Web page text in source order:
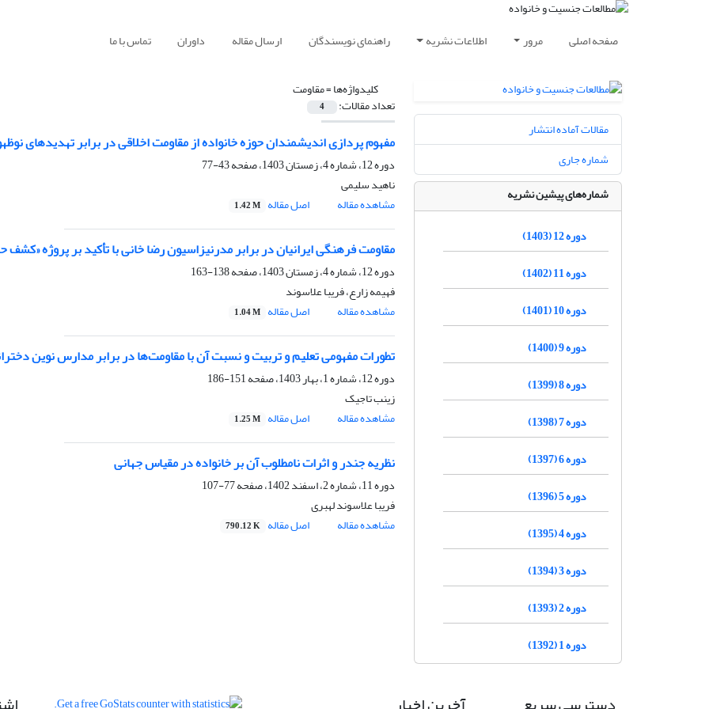
صفحه اصلی مرور اطلاعات نشریه راهنمای نویسندگان ارسال مقاله داوران تماس با ما
کلیدواژه‌ها =مقاومت
تعداد مقالات: 4
مفهوم پردازی اندیشمندان حوزه خانواده از مقاومت اخلاقی در برابر تهدیدهای
دوره 12، شماره 4، زمستان 1403، صفحه
43-77
ناهید سلیمی
مشاهده مقاله
اصل مقاله 1.42 M
مقاومت فرهنگی ایرانیان در برابر مدرنیزاسیون رضا خانی با تأکید بر پروژه «کشف
دوره 12، شماره 4، زمستان 1403، صفحه
138-163
فهیمه زارع، فریبا علاسوند
مشاهده مقاله
اصل مقاله 1.04 M
تطورات مفهومی تعلیم و تربیت و نسبت آن با مقاومت‌ها در برابر مدارس نوین
دوره 12، شماره 1، بهار 1403، صفحه
151-186
زینب تاجیک
مشاهده مقاله
اصل مقاله 1.25 M
نظریه جندر و اثرات نامطلوب آن بر خانواده در مقیاس جهانی
دوره 11، شماره 2، اسفند 1402، صفحه
77-107
فریبا علاسوند لهبری
مشاهده مقاله
اصل مقاله 790.12 K
مقالات آماده انتشار
شماره جاری
شماره‌های پیشین نشریه
دوره 12 (1403)
دوره 11 (1402)
دوره 10 (1401)
دوره 9 (1400)
دوره 8 (1399)
دوره 7 (1398)
دوره 6 (1397)
دوره 5 (1396)
دوره 4 (1395)
دوره 3 (1394)
دوره 2 (1393)
دوره 1 (1392)